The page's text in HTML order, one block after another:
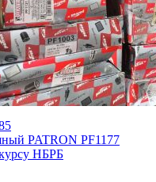
PATRON PF1177
НБРБ